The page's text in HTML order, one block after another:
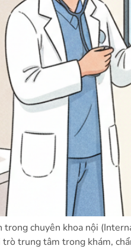
chuyên khoa nội
trung tâm trong khám,